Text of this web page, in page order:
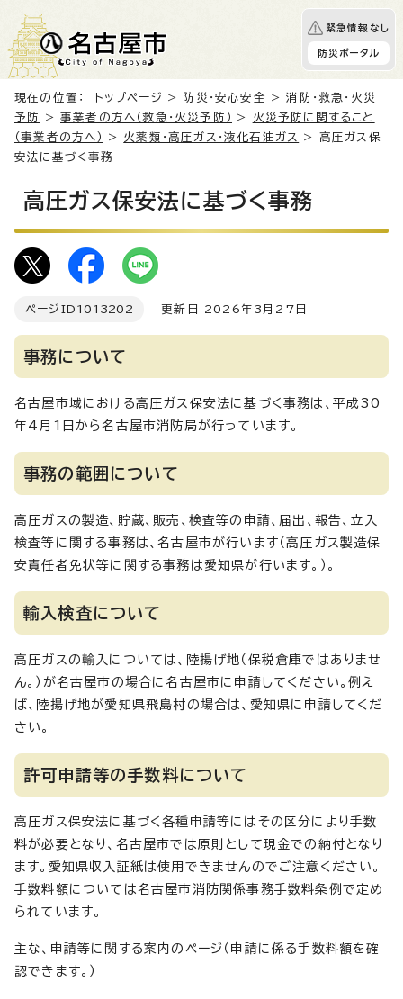
緊急情報なし
防災ポータル
現在の位置： トップページ > 防災・安心安全 >消防・救急・火災
予防
>事業者の方へ（救急・火災予防） >
火災予防に関すること
（事業者の方へ）
> 火薬類・高圧ガス・液化石油ガス
> 高圧ガス保
安法に基づく事務
高圧ガス保安法に基づく事務
ページID 1013202 更新日 2026年3月27日
事務について
名古屋市域における高圧ガス保安法に基づく事務は、平成30
年4月1日から名古屋市消防局が行っています。
事務の範囲について
高圧ガスの製造、貯蔵、販売、検査等の申請、届出、報告、立入
検査等に関する事務は、名古屋市が行います（高圧ガス製造保
安責任者免状等に関する事務は愛知県が行います。）。
輸入検査について
高圧ガスの輸入については、陸揚げ地（保税倉庫ではありませ
ん。）が名古屋市の場合に名古屋市に申請してください。例え
ば、陸揚げ地が愛知県飛島村の場合は、愛知県に申請してくだ
さい。
許可申請等の手数料について
高圧ガス保安法に基づく各種申請等にはその区分により手数
料が必要となり、名古屋市では原則として現金での納付となり
ます。愛知県収入証紙は使用できませんのでご注意ください。
手数料額については名古屋市消防関係事務手数料条例で定め
られています。
主な、申請等に関する案内のページ（申請に係る手数料額を確
認できます。）